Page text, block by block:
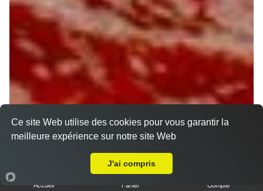
Accueil Panier Compte
Ce site Web utilise des cookies pour vous garantir la
meilleure expérience sur notre site Web
J'ai compris